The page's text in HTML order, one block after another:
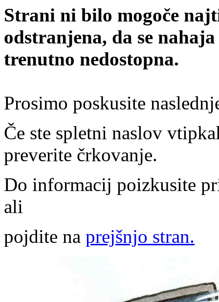
Strani ni bilo mogoče
odstranjena, da se
trenutno nedostopna.
Prosimo poskusite
Če ste spletni naslov
preverite črkovanje.
Do informacij poizkusite
ali
pojdite na prejšnjo stran.